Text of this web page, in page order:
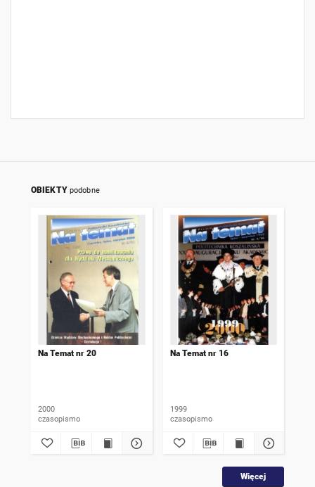
OBIEKTY podobne
Na Temat nr 20
2000
czasopismo
Na Temat nr 16
1999
czasopismo
Więcej